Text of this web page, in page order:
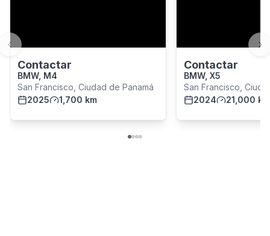
Contactar
BMW, M4
San Francisco, Ciudad de Panamá
2025
1,700 km
Contactar
BMW, X5
San Francisco,
2024
21,000 km
Previous slide